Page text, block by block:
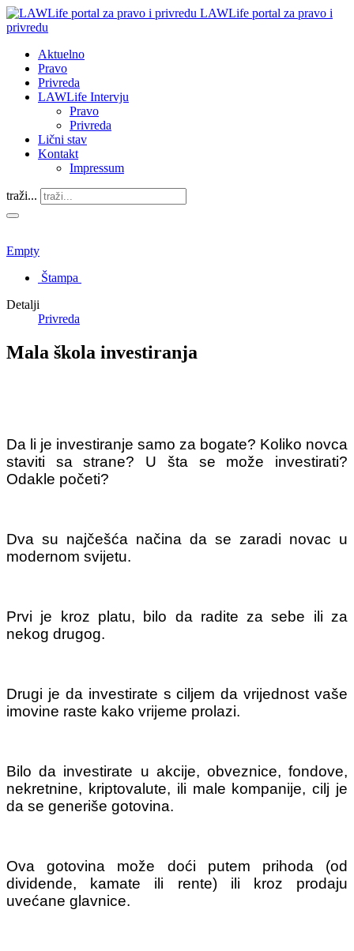
LAWLife portal za pravo i
privredu
Aktuelno
Pravo
Privreda
LAWLife Intervju
Pravo
Privreda
Lični stav
Kontakt
Impressum
traži...
Empty
Štampa
Detalji
Privreda
Mala škola investiranja
Da li je investiranje samo za bogate? Koliko novca
staviti sa strane? U šta se može investirati?
Odakle početi?
Dva su najčešća načina da se zaradi novac u
modernom svijetu.
Prvi je kroz platu, bilo da radite za sebe ili za
nekog drugog.
Drugi je da investirate s ciljem da vrijednost vaše
imovine raste kako vrijeme prolazi.
Bilo da investirate u akcije, obveznice, fondove,
nekretnine, kriptovalute, ili male kompanije, cilj je
da se generiše gotovina.
Ova gotovina može doći putem prihoda (od
dividende, kamate ili rente) ili kroz prodaju
uvećane glavnice.